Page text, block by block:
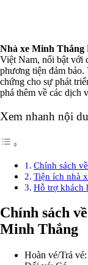
Nhà xe Minh Thắng
Việt Nam, nổi bật với
phương tiện đảm
chứng cho sự phát
phá thêm về các dịch
Xem nhanh nội
Chính sách
Tiện ích nhà
Hỗ trợ khách
Chính sách
Minh Thắng
Hoàn vé/Trả